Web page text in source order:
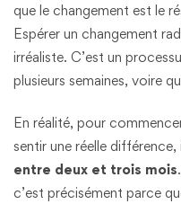
que le changement est le
Espérer un changement
irréaliste. C’est un
plusieurs semaines, voire
En réalité, pour
sentir une réelle
entre deux et trois mois
c’est précisément parce